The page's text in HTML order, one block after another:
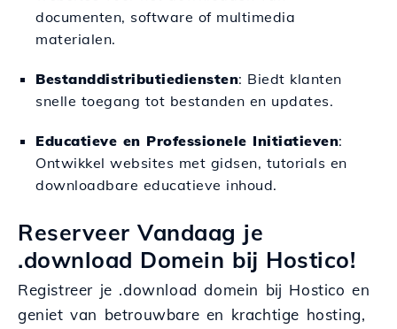
documenten, software of multimedia
materialen.
Bestanddistributiediensten: Biedt klanten
snelle toegang tot bestanden en updates.
Educatieve en Professionele Initiatieven:
Ontwikkel websites met gidsen, tutorials en
downloadbare educatieve inhoud.
Reserveer Vandaag je
.download Domein bij Hostico!
Registreer je .download domein bij Hostico en
geniet van betrouwbare en krachtige hosting,